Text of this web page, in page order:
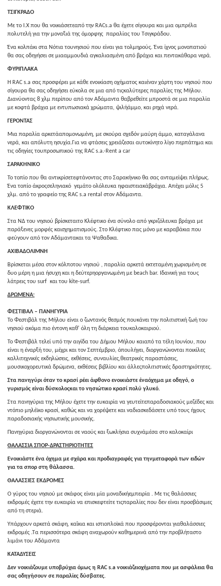
ΤΣΙΓΚΡΑΔΟ
Με το Ι.Χ που θα νοικιάσετεαπό την RACs.a θα έχετε σίγουρα και μια ομπρέλα
πολυτελή για την μοναξιά της όμορφης παραλίας του Τσιγκράδου.
Ένα κολπάκι στα Νότια τουνησιού που είναι για τολμηρούς. Ένα ίχνος μονοπατιού
θα σας οδηγήσει σε μιααμμουδιά αγκαλιασμένη από βράχια και πεντακάθαρα νερά.
ΦΥΡΙΠΛΑΚΑ
Η RAC s.a σας προσφέρει με κάθε ενοικίαση οχήματος καιέναν χάρτη του νησιού που
σίγουρα θα σας οδηγήσει εύκολα σε μια από τιςκαλύτερες παραλίες της Μήλου.
Διανύοντας 8 χλμ περίπου από τον Αδάμαντα θαβρεθείτε μπροστά σε μια παραλία
με κοφτά βράχια με εντυπωσιακά χρώματα, ψιλήάμμο, και ρηχά νερά.
ΓΕΡΟΝΤΑΣ
Μια παραλία αρκετάαπομονωμένη, με σκούρα σχεδόν μαύρη άμμο, καταγάλανα
νερά, και απόλυτη ησυχία.Για να φτάσεις χρειάζεσαι αυτοκίνητο λίγο περπάτημα και
τις οδηγίες τουπροσωπικού της RAC s.a.-Rent a car
ΣΑΡΑΚΗΝΙΚΟ
Το τοπίο που θα αντικρίσετεφτάνοντας στο Σαρακήνικο θα σας ανταμείψει πλήρως.
Ένα τοπίο άκροςσεληνιακό γεμάτο ολόλευκα ηφαιστειακάβράχια. Απέχει μόλις 5
χλμ. από το γραφείο της RAC s.a rental στον Αδάμαντα.
ΚΛΕΦΤΙΚΟ
Στα ΝΔ του νησιού βρίσκεταιτο Κλέφτικο ένα σύνολο από γκριζόλευκα βράχια με
παράξενες μορφές καισχηματισμούς. Στο Κλέφτικο πας μόνο με καραβάκια που
φεύγουν από τον Αδάμαντακαι τα Ψαθαδικα.
ΑΧΙΒΑΔΟΛΙΜΝΗ
Βρίσκεται μέσα στον κόλποτου νησιού , παραλία αρκετά εκτεταμένη χωρισμένη σε
δυο μέρη η μια ήσυχη και η δεύτερηοργανωμένη με beach bar. Ιδανική για τους
λάτρεις του surf και του kite-surf.
ΔΡΩΜΕΝΑ:
ΦΕΣΤΙΒΑΛ – ΠΑΝΗΓΥΡΙΑ
Το Φεστιβάλ της Μήλου είναι ο ζωντανός θεσμός πουκάνει την πολιτιστική ζωή του
νησιού ακόμα πιο έντονη καθ' όλη τη διάρκεια τουκαλοκαιριού.
Το Φεστιβάλ τελεί υπό την αιγίδα του Δήμου Μήλου καιαπό τα τέλη Ιουνίου, που
είναι η έναρξή του, μέχρι και τον Σεπτέμβριο, όπουλήγει, διοργανώνονται ποικίλες
καλλιτεχνικές εκδηλώσεις, εκθέσεις, συναυλίες,θεατρικές παραστάσεις,
μουσικοχορευτικά δρώμενα, εκθέσεις βιβλίου και άλλεςπολιτιστικές δραστηριότητες.
Στα πανηγύρι όταν το κρασί ρέει άφθονο ενοικιάστε έναόχημα με οδηγό, ο
γυρισμός είναι δύσκολοςκαι το νησιώτικο κρασί πολύ γλυκό.
Στα πανηγύρια της Μήλου έχετε την ευκαιρία να γευτείτεπαραδοσιακούς μεζέδες και
ντόπιο μηλέϊκο κρασί, καθώς και να χορέψετε και ναδιασκεδάσετε υπό τους ήχους
παραδοσιακής νησιωτικής μουσικής.
Πανηγύρια διοργανώνονται σε ναούς και ξωκλήσια συχνάμέσα στο καλοκαίρι
ΘΑΛΑΣΣΙΑ ΣΠΟΡ-ΔΡΑΣΤΗΡΙΟΤΗΤΕΣ
Ενοικιάστε ένα όχημα με σχάρα και προδιαγραφές για τηνμεταφορά των ειδών
για τα σπορ στη θάλασσα.
ΘΑΛΑΣΣΙΕΣ ΕΚΔΡΟΜΕΣ
Ο γύρος του νησιού με σκάφος είναι μία μοναδικήεμπειρία . Με τις θαλάσσιες
εκδρομές έχετε την ευκαιρία να επισκεφτείτε τιςπαραλίες που δεν είναι προσβάσιμες
από τη στεριά.
Υπάρχουν αρκετά σκάφη, καΐκια και ιστιοπλοϊκά που προσφέρονται γιαθαλάσσιες
εκδρομές .Τα περισσότερα σκάφη αναχωρούν καθημερινά από την προβλήταστο
λιμάνι του Αδάμαντα
ΚΑΤΑΔΥΣΕΙΣ
Δεν νοικιάζουμε υποβρύχια όμως η RAC s.a νοικιάζειοχήματα που με ασφάλεια θα
σας οδηγήσουν σε παραλίες δύσβατες.